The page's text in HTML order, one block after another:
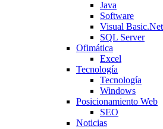
Java
Software
Visual Basic.Net
SQL Server
Ofimática
Excel
Tecnología
Tecnología
Windows
Posicionamiento Web
SEO
Noticias